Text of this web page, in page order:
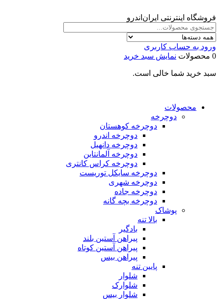
فروشگاه اینترنتی ایران‌اندرو
ورود به حساب کاربری
0 محصولات
نمایش سبد خرید
سبد خرید شما خالی است.
محصولات
دوچرخه
دوچرخه کوهستان
دوچرخه اندرو
دوچرخه دانهیل
دوچرخه آلمانتاین
دوچرخه کراس کانتری
دوچرخه سایکل توریست
دوچرخه شهری
دوچرخه جاده
دوچرخه بچه گانه
پوشاک
بالا تنه
بادگیر
پیراهن آستین بلند
پیراهن آستین کوتاه
پیراهن بیس
پایین تنه
شلوار
شلوارک
شلوار بیس